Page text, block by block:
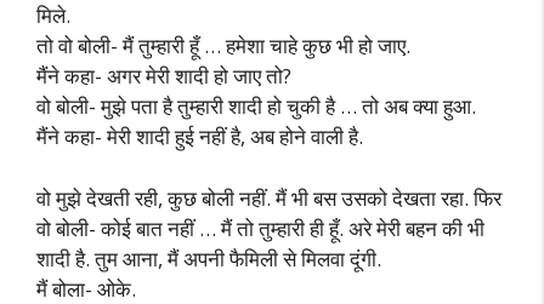
मिले.
तो वो बोली- मैं तुम्हारी हूँ … हमेशा चाहे कुछ भी हो जाए.
मैंने कहा- अगर मेरी शादी हो जाए तो?
वो बोली- मुझे पता है तुम्हारी शादी हो चुकी है … तो अब क्या हुआ.
मैंने कहा- मेरी शादी हुई नहीं है, अब होने वाली है.
वो मुझे देखती रही, कुछ बोली नहीं. मैं भी बस उसको देखता रहा. फिर
वो बोली- कोई बात नहीं … मैं तो तुम्हारी ही हूँ. अरे मेरी बहन की भी
शादी है. तुम आना, मैं अपनी फैमिली से मिलवा दूंगी.
मैं बोला- ओके.